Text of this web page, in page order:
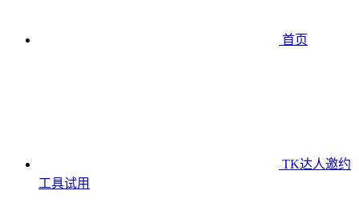
首页
TK达人邀约
工具试用